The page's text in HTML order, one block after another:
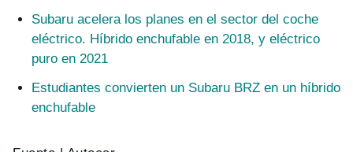
Subaru acelera los planes en el sector del coche
eléctrico. Híbrido enchufable en 2018, y eléctrico
puro en 2021
Estudiantes convierten un Subaru BRZ en un híbrido
enchufable